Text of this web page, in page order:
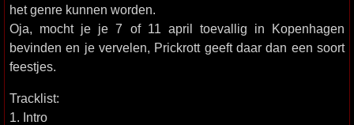
het genre kunnen worden.
Oja, mocht je je 7 of 11 april toevallig in Kopenhagen
bevinden en je vervelen, Prickrott geeft daar dan een soort
feestjes.
Tracklist:
1. Intro